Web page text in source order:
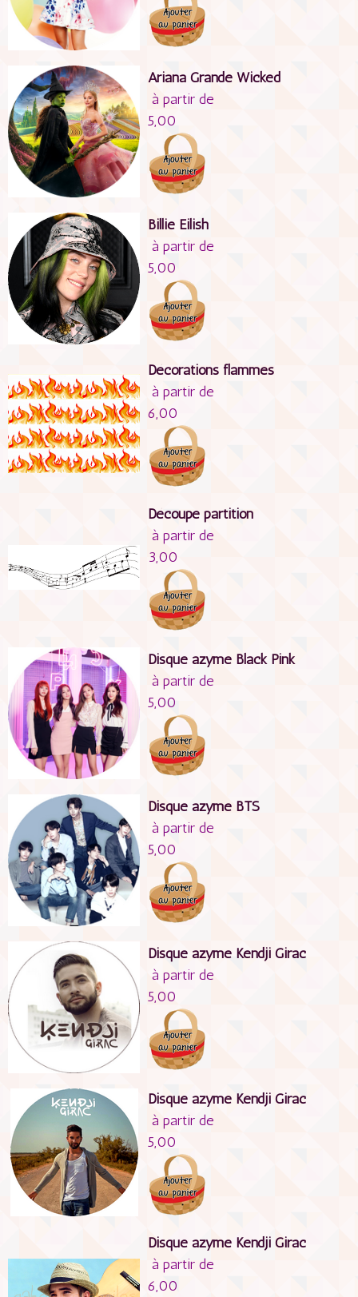
Ariana Grande Wicked
à partir de
5,00
Billie Eilish
à partir de
5,00
Décorations flammes
à partir de
6,00
Découpe partition
à partir de
3,00
Disque azyme Black Pink
à partir de
5,00
Disque azyme BTS
à partir de
5,00
Disque azyme Kendji Girac
à partir de
5,00
Disque azyme Kendji Girac
à partir de
5,00
Disque azyme Kendji Girac
à partir de
6,00